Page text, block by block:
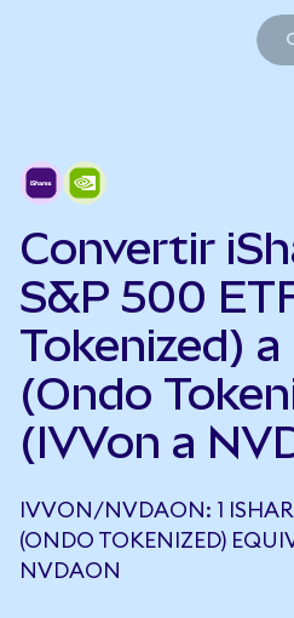
Convertir
S&P 500
Tokenized)
(Ondo
(IVVon a
IVVON/NVDAON: 1
(ONDO TOKENIZED)
NVDAON